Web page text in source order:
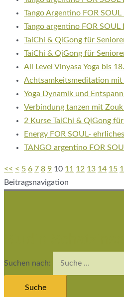
Tango Argentino FOR
Tango argentino FOR
TaiChi & QiGong für
TaiChi & QiGong für
All Level Vinyasa Yoga bis
Achtsamkeitsmeditation
Yoga Dynamik und
Verbindung tanzen mit
2 Kurse TaiChi & QiGong
Energy FOR SOUL-
TANGO argentino FOR
<< < 5 6 7 8 9 10 11 12 13 14 15
Beitragsnavigation
Suchen nach: